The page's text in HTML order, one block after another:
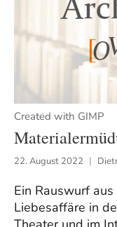
Created with GIMP
22. August 2022
Ein Rauswurf
Liebesaffäre in